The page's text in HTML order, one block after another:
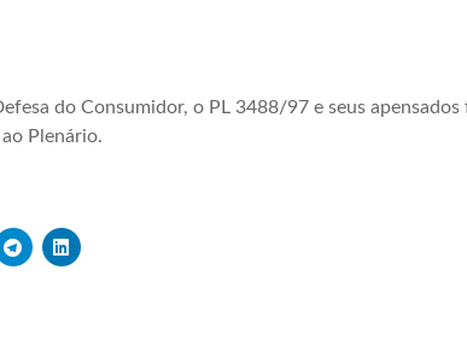
do Consumidor, o PL 3488/97 e seus
Plenário.